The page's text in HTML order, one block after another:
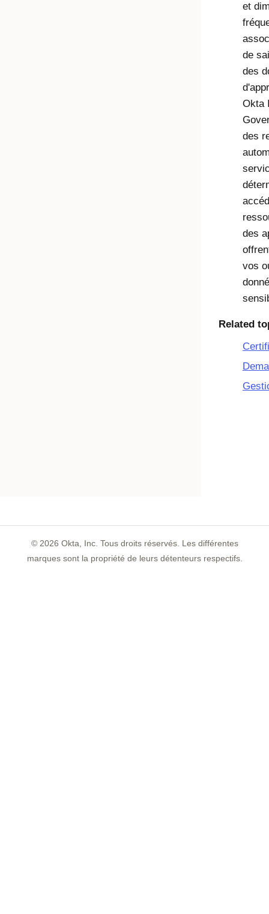
et
de
des
Okta
des
des
vos
Related
© 2026 Okta, Inc. Tous droits réservés. Les différentes
marques sont la propriété de leurs détenteurs respectifs.